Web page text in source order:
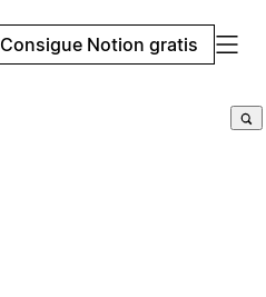
Consigue Notion gratis